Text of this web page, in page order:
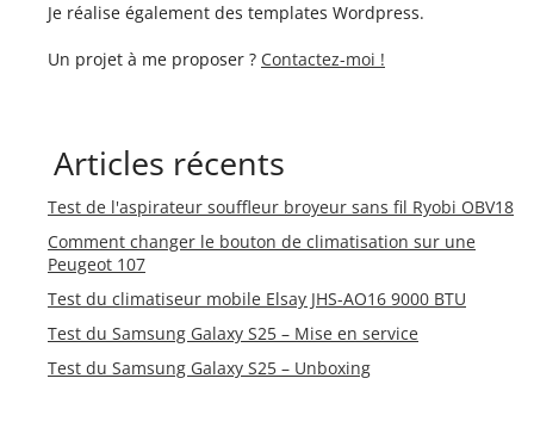
Je réalise également des templates Wordpress.
Un projet à me proposer ? Contactez-moi !
Articles récents
Test de l'aspirateur souffleur broyeur sans fil Ryobi OBV18
Comment changer le bouton de climatisation sur une
Peugeot 107
Test du climatiseur mobile Elsay JHS-AO16 9000 BTU
Test du Samsung Galaxy S25 – Mise en service
Test du Samsung Galaxy S25 – Unboxing